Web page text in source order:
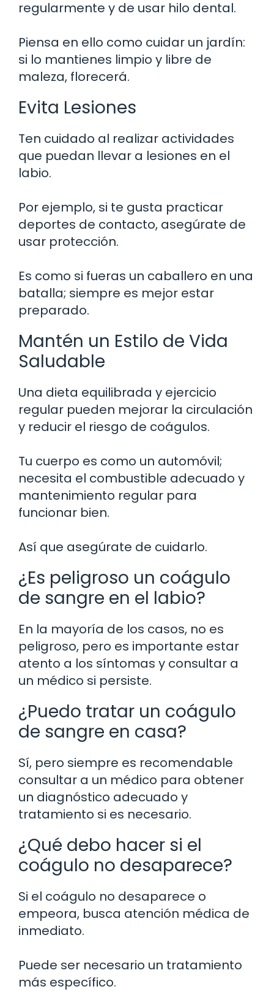
regularmente y de usar hilo dental.
Piensa en ello como cuidar un jardín:
si lo mantienes limpio y libre de
maleza, florecerá.
Evita Lesiones
Ten cuidado al realizar actividades
que puedan llevar a lesiones en el
labio.
Por ejemplo, si te gusta practicar
deportes de contacto, asegúrate de
usar protección.
Es como si fueras un caballero en una
batalla; siempre es mejor estar
preparado.
Mantén un Estilo de Vida
Saludable
Una dieta equilibrada y ejercicio
regular pueden mejorar la circulación
y reducir el riesgo de coágulos.
Tu cuerpo es como un automóvil;
necesita el combustible adecuado y
mantenimiento regular para
funcionar bien.
Así que asegúrate de cuidarlo.
¿Es peligroso un coágulo
de sangre en el labio?
En la mayoría de los casos, no es
peligroso, pero es importante estar
atento a los síntomas y consultar a
un médico si persiste.
¿Puedo tratar un coágulo
de sangre en casa?
Sí, pero siempre es recomendable
consultar a un médico para obtener
un diagnóstico adecuado y
tratamiento si es necesario.
¿Qué debo hacer si el
coágulo no desaparece?
Si el coágulo no desaparece o
empeora, busca atención médica de
inmediato.
Puede ser necesario un tratamiento
más específico.